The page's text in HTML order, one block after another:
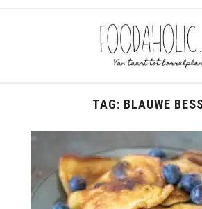
TAG: BLAUWE